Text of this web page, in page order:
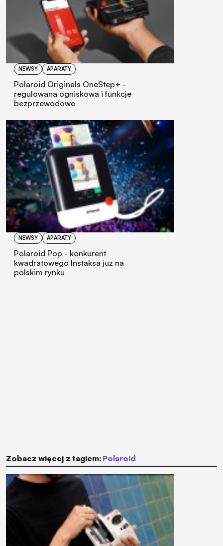
NEWSY APARATY
Polaroid Originals OneStep+ -
regulowana ogniskowa i funkcje
bezprzewodowe
NEWSY APARATY
Polaroid Pop - konkurent
kwadratowego Instaksa już na
polskim rynku
Zobacz więcej z tagiem: Polaroid